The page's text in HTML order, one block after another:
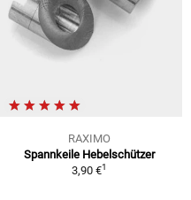
RAXIMO
Spannkeile Hebelschützer
3,90 €1